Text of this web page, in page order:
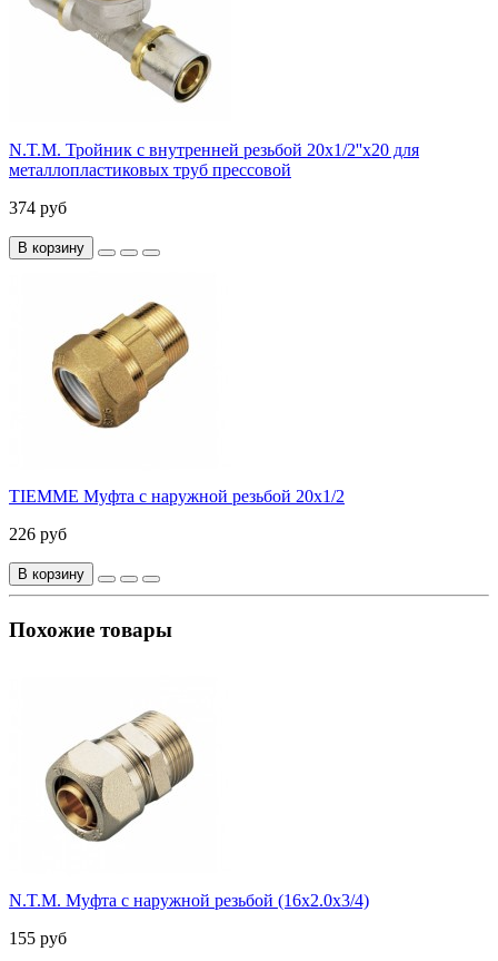
N.T.M. Тройник с внутренней резьбой 20х1/2''x20 для
металлопластиковых труб прессовой
374 руб
В корзину
TIEMME Муфта с наружной резьбой 20х1/2
226 руб
В корзину
Похожие товары
N.T.M. Муфта с наружной резьбой (16х2.0х3/4)
155 руб